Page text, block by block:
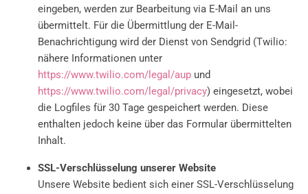
eingeben, werden zur Bearbeitung via E-Mail an uns
übermittelt. Für die Übermittlung der E-Mail-
Benachrichtigung wird der Dienst von Sendgrid (Twilio:
nähere Informationen unter
https://www.twilio.com/legal/aup und
https://www.twilio.com/legal/privacy) eingesetzt, wobei
die Logfiles für 30 Tage gespeichert werden. Diese
enthalten jedoch keine über das Formular übermittelten
Inhalt.
SSL-Verschlüsselung unserer Website
Unsere Website bedient sich einer SSL-Verschlüsselung